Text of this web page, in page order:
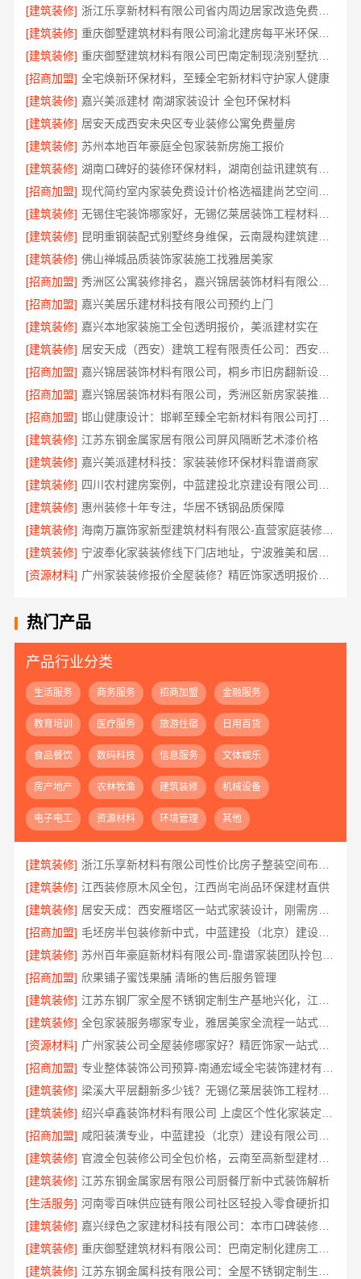
[建筑装修]
[建筑装修]
重庆御墅建筑材料有限公司渝北建房每平米环保材料价格
[建筑装修]
重庆御墅建筑材料有限公司巴南定制现浇别墅抗震防风
[招商加盟] 全宅焕新环保材料，至臻全宅新材料守护家人健康
[建筑装修] 嘉兴美派建材 南湖家装设计 全包环保材料
[建筑装修] 居安天成西安未央区专业装修公寓免费量房
[建筑装修] 苏州本地百年豪庭全包家装新房施工报价
[建筑装修]
[招商加盟]
[建筑装修]
无锡住宅装饰哪家好，无锡亿莱居装饰工程材料有限公司是您的明智之选
[建筑装修]
昆明重钢装配式别墅终身维保，云南晟构建筑建材有限公司
[建筑装修] 佛山禅城品质装饰家装施工找雅居美家
[招商加盟]
秀洲区公寓装修排名，嘉兴锦居装饰材料有限公司专业可靠口碑好
[招商加盟] 嘉兴美居乐建材科技有限公司预约上门
[建筑装修] 嘉兴本地家装施工全包透明报价，美派建材实在
[建筑装修]
[招商加盟]
嘉兴锦居装饰材料有限公司，桐乡市旧房翻新设计口碑
[招商加盟]
[招商加盟]
邯山健康设计：邯郸至臻全宅新材料有限公司打造无醛生活
[建筑装修] 江苏东钢金属家居有限公司屏风隔断艺术漆价格
[建筑装修] 嘉兴美派建材科技：家装装修环保材料靠谱商家
[建筑装修]
[建筑装修] 惠州装修十年专注，华居不锈钢品质保障
[建筑装修]
海南万赢饰家新型建筑材料有限公-直营家庭装修成本管控
[建筑装修]
[资源材料]
广州家装装修报价全屋装修？精匠饰家透明报价零增项
热门产品
产品行业分类
生活服务 商务服务 招商加盟 金融服务
教育培训 医疗服务 旅游住宿 日用百货
食品餐饮 数码科技 信息服务 文体娱乐
房产地产 农林牧渔 建筑装修 机械设备
电子电工 资源材料 环境管理 其他
[建筑装修]
浙江乐享新材料有限公司性价比房子整装空间布局上门服务
[建筑装修] 江西装修原木风全包，江西尚宅尚品环保建材直供
[建筑装修]
[招商加盟]
毛坯房半包装修新中式，中蓝建投（北京）建设有限公司武功分公司
[建筑装修]
[招商加盟] 欣果铺子蜜饯果脯 清晰的售后服务管理
[建筑装修]
[建筑装修]
全包家装服务哪家专业，雅居美家全流程一站式解决
[资源材料]
广州家装公司全屋装修哪家好？精匠饰家一站式整装
[招商加盟]
[建筑装修]
梁溪大平层翻新多少钱？无锡亿莱居装饰工程材料有限公司报价
[建筑装修]
[招商加盟]
[建筑装修]
官渡全包装修公司全包价格，云南至高新型建材有限公司闭口合同
[建筑装修] 江苏东钢金属家居有限公司厨餐厅新中式装饰解析
[生活服务] 河南零百味供应链有限公司社区轻投入零食硬折扣
[建筑装修]
嘉兴绿色之家建材科技有限公司：本市口碑装修实惠之选
[建筑装修]
[建筑装修]